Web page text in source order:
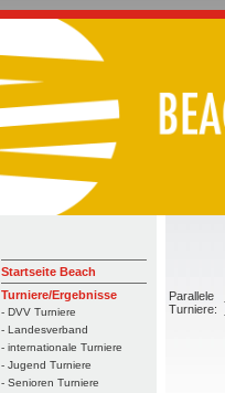
Startseite Beach
Turniere/Ergebnisse
- DVV Turniere
- Landesverband
- internationale Turniere
- Jugend Turniere
- Senioren Turniere
Parallele
Turniere: